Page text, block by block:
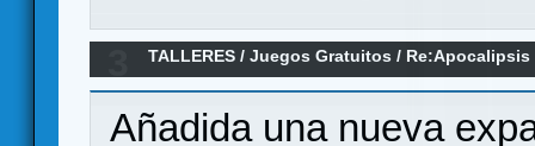
TALLERES /Juegos Gratuitos/
Añadida una nueva